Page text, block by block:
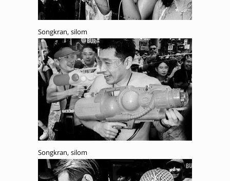
Songkran, silom
Songkran, silom